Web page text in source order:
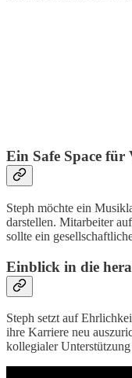
Ein Safe Space
Steph möchte ein
darstellen. Mitarbeiter
sollte ein
Einblick in die
Steph setzt auf
ihre Karriere neu
kollegialer